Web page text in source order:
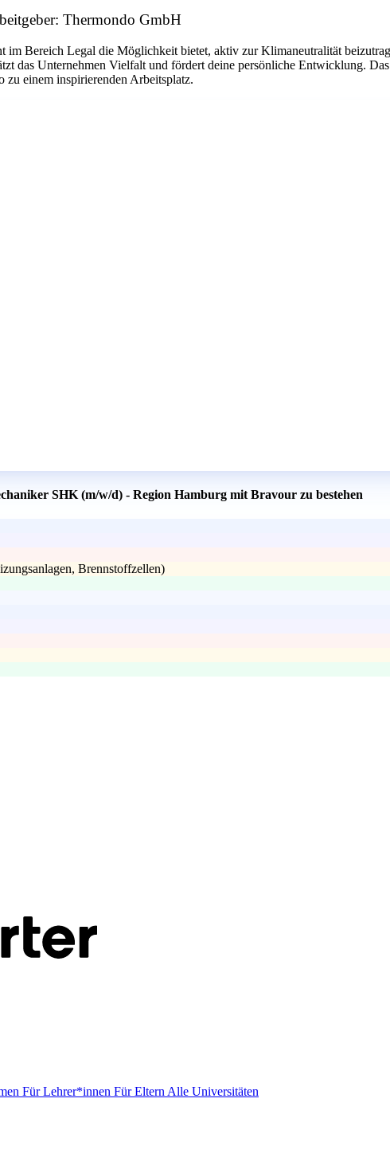
Thermondo GmbH
im Bereich Legal die Möglichkeit bietet, aktiv zur Klimaneutralität
das Unternehmen Vielfalt und fördert deine persönliche Entwicklung.
einem inspirierenden Arbeitsplatz.
SHK (m/w/d) - Region Hamburg mit Bravour zu bestehen
Brennstoffzellen)
Für Lehrer*innen Für Eltern Alle Universitäten